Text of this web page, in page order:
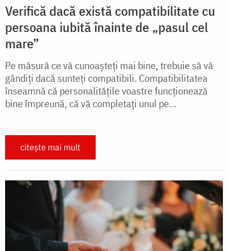
Verifică dacă există compatibilitate cu
persoana iubită înainte de „pasul cel
mare”
Pe măsură ce vă cunoașteți mai bine, trebuie să vă
gândiți dacă sunteți compatibili. Compatibilitatea
înseamnă că personalitățile voastre funcționează
bine împreună, că vă completați unul pe...
citește mai mult